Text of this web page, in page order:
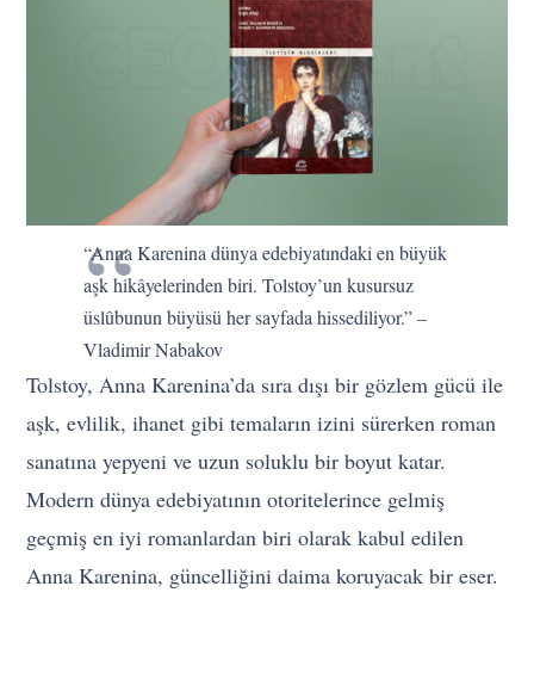
“Anna Karenina dünya edebiyatındaki en büyük
aşk hikâyelerinden biri. Tolstoy’un kusursuz
üslûbunun büyüsü her sayfada hissediliyor.” –
Vladimir Nabakov
Tolstoy, Anna Karenina’da sıra dışı bir gözlem gücü ile
aşk, evlilik, ihanet gibi temaların izini sürerken roman
sanatına yepyeni ve uzun soluklu bir boyut katar.
Modern dünya edebiyatının otoritelerince gelmiş
geçmiş en iyi romanlardan biri olarak kabul edilen
Anna Karenina, güncelliğini daima koruyacak bir eser.